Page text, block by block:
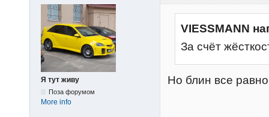
Я тут живу
Поза форумом
More info
VIESSMANN
За счёт
Но блин все